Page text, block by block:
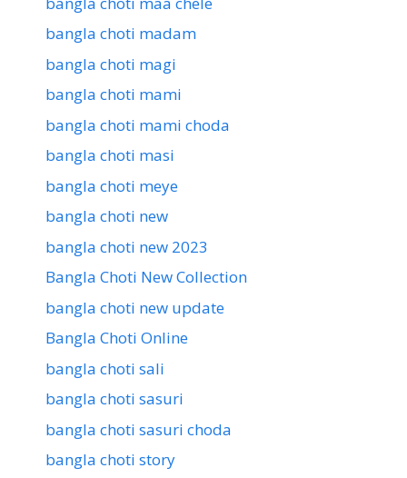
bangla choti madam
bangla choti magi
bangla choti mami
bangla choti mami choda
bangla choti masi
bangla choti meye
bangla choti new
bangla choti new 2023
Bangla Choti New Collection
bangla choti new update
Bangla Choti Online
bangla choti sali
bangla choti sasuri
bangla choti sasuri choda
bangla choti story